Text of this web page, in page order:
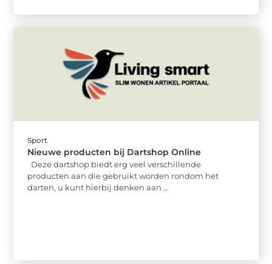
Sport
Nieuwe producten bij Dartshop Online
Deze dartshop biedt erg veel verschillende
producten aan die gebruikt worden rondom het
darten, u kunt hierbij denken aan ...